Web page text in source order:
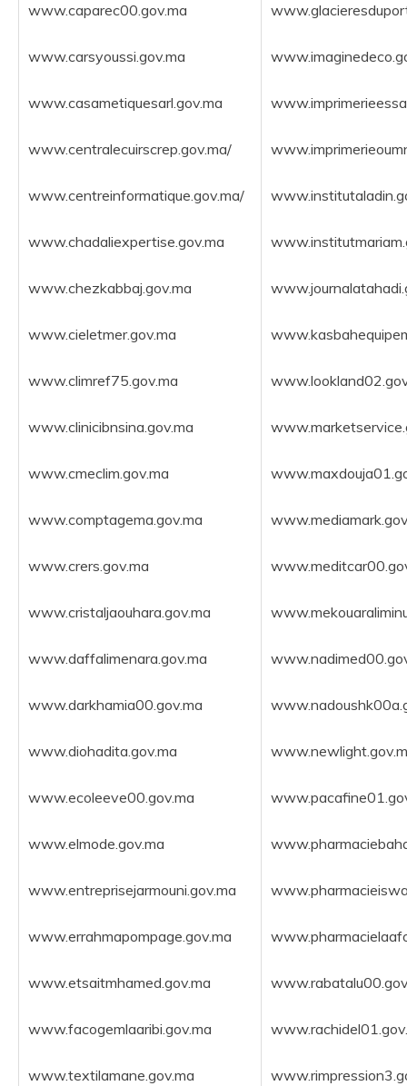
www.caparec00.gov.ma
www.carsyoussi.gov.ma
www.casametiquesarl.gov.ma
www.centralecuirscrep.gov.ma/
www.centreinformatique.gov.ma/
www.chadaliexpertise.gov.ma
www.chezkabbaj.gov.ma
www.cieletmer.gov.ma
www.climref75.gov.ma
www.clinicibnsina.gov.ma
www.cmeclim.gov.ma
www.comptagema.gov.ma
www.crers.gov.ma
www.cristaljaouhara.gov.ma
www.daffalimenara.gov.ma
www.darkhamia00.gov.ma
www.diohadita.gov.ma
www.ecoleeve00.gov.ma
www.elmode.gov.ma
www.entreprisejarmouni.gov.ma
www.errahmapompage.gov.ma
www.etsaitmhamed.gov.ma
www.facogemlaaribi.gov.ma
www.textilamane.gov.ma